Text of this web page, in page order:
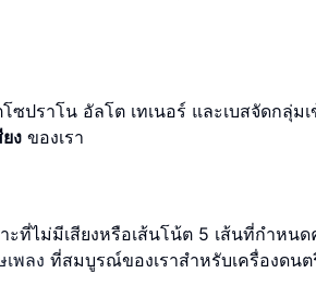
ซปราโน อัลโต เทเนอร์ และเบสจัดกลุ่มเ
ง ของเรา
ะที่ไม่มีเสียงหรือเส้นโน้ต 5 เส้นที่กำหนด
พลง ที่สมบูรณ์ของเราสำหรับเครื่องดนต